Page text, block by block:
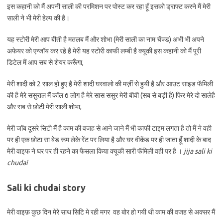
इस कहानी को मैं अपनी साली की परमिशन पर पोस्ट कर रहा हूँ इसको ड्राफ्ट करने मैं मेरी
साली ने भी मेरी हेल्प की है।
यह स्टोरी मेरी आप बीती है मतलब मैं और शोभा (मेरी साली का नाम चेंज्ड) अभी भी अपने
अफेयर को एन्जॉय कर रहे है मेरी यह स्टोरी काफी लम्बी है क्यूकी इस कहानी को मैं पूरी
डिटेल मैं आप सब से शेयर करूँगा,
मेरी शादी को 2 साल हो हुए है मेरी शादी घरवालो की मर्ज़ी से हुयी है और आउट साइड फॅमिली
की है मेरे ससुराल मैं कॉल 6 लोग है मेरे सास ससुर मेरी बीवी (सब से बड़ी है) फिर मेरे दो सालेहै
और सब से छोटी मेरी साली शोभा,
मेरी जॉब दूसरे सिटी मैं है काम की वजह से आने जाने मैं भी काफी टाइम लगता है तो मैं ने वही
पर ही एक छोटा सा बेड रूम लेके रेंट पर लिया है और घर वीकेंड पर ही जाता हूँ शादी के बाद
मेरी वाइफ ने घर पर ही रहने का फैसला किया क्यूकी सारी फॅमिली वही पर है । jija sali ki
chudai
Sali ki chudai story
मेरी वाइफ़ कुछ दिन मेरे साथ सिटि मे रही मगर वह बोर हो गयी थी काम की वजह से अक्सर मैं